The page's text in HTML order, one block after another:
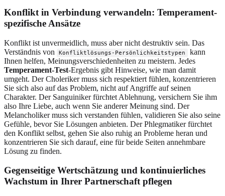
Konflikt in Verbindung verwandeln: Temperament-
spezifische Ansätze
Konflikt ist unvermeidlich, muss aber nicht destruktiv sein. Das
Verständnis von
Konfliktlösungs-Persönlichkeitstypen
kann
Ihnen helfen, Meinungsverschiedenheiten zu meistern. Jedes
Temperament-Test-Ergebnis gibt Hinweise, wie man damit
umgeht. Der Choleriker muss sich respektiert fühlen, konzentrieren
Sie sich also auf das Problem, nicht auf Angriffe auf seinen
Charakter. Der Sanguiniker fürchtet Ablehnung, versichern Sie ihm
also Ihre Liebe, auch wenn Sie anderer Meinung sind. Der
Melancholiker muss sich verstanden fühlen, validieren Sie also seine
Gefühle, bevor Sie Lösungen anbieten. Der Phlegmatiker fürchtet
den Konflikt selbst, gehen Sie also ruhig an Probleme heran und
konzentrieren Sie sich darauf, eine für beide Seiten annehmbare
Lösung zu finden.
Gegenseitige Wertschätzung und kontinuierliches
Wachstum in Ihrer Partnerschaft pflegen